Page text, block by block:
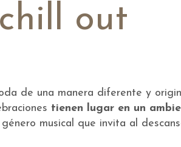
out
de una manera diferente y
tienen lugar en un
musical que invita al